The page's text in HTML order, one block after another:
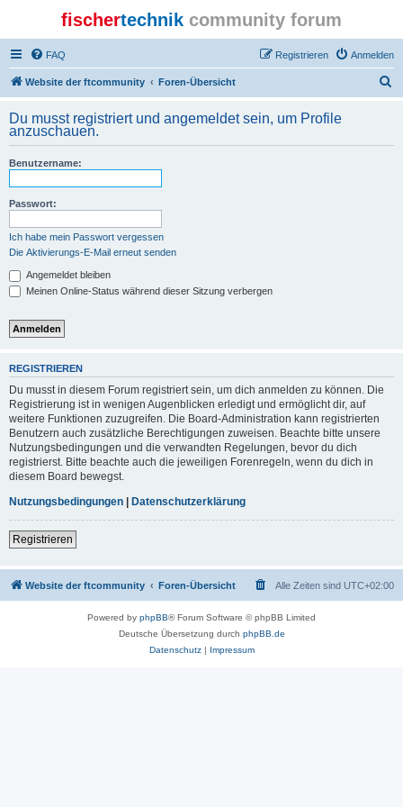
fischertechnik community forum
FAQ Anmelden
Registrieren
Website der ftcommunity Foren-Übersicht
h
Du musst registriert und angemeldet sein, um Profile
anzuschauen.
Benutzername:
Passwort:
Ich habe mein Passwort vergessen
Die Aktivierungs-E-Mail erneut senden
Angemeldet bleiben
Meinen Online-Status während dieser Sitzung verbergen
REGISTRIEREN
Du musst in diesem Forum registriert sein, um dich anmelden zu können. Die
Registrierung ist in wenigen Augenblicken erledigt und ermöglicht dir, auf
weitere Funktionen zuzugreifen. Die Board-Administration kann registrierten
Benutzern auch zusätzliche Berechtigungen zuweisen. Beachte bitte unsere
Nutzungsbedingungen und die verwandten Regelungen, bevor du dich
registrierst. Bitte beachte auch die jeweiligen Forenregeln, wenn du dich in
diesem Board bewegst.
Nutzungsbedingungen | Datenschutzerklärung
Registrieren
Website der ftcommunity Foren-Übersicht Alle Zeiten sind UTC+02:00
Powered by phpBB® Forum Software © phpBB Limited
Deutsche Übersetzung durch phpBB.de
Datenschutz| Impressum